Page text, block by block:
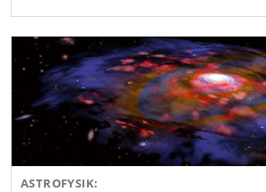
ASTROFYSIK: